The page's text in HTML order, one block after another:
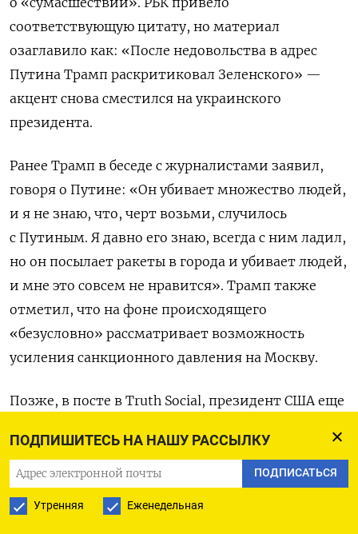
ПОДПИШИТЕСЬ НА НАШУ РАССЫЛКУ
ПОДПИСАТЬСЯ
Утренняя Еженедельная
соответствующую цитату, но материал
озаглавило как: «После недовольства в адрес
Путина Трамп раскритиковал Зеленского» —
акцент снова сместился на украинского
президента.
Ранее Трамп в беседе с журналистами заявил,
говоря о Путине: «Он убивает множество людей,
и я не знаю, что, черт возьми, случилось
с Путиным. Я давно его знаю, всегда с ним ладил,
но он посылает ракеты в города и убивает людей,
и мне это совсем не нравится». Трамп также
отметил, что на фоне происходящего
«безусловно» рассматривает возможность
усиления санкционного давления на Москву.
Позже, в посте в Truth Social, президент США еще
«Он совершенно сошел с ума. Я всегда говорил,
что он хочет всю Украину, а не только ее часть, и,
возможно, это оказывается правдой. Но если
он это сделает, это приведет к падению России».